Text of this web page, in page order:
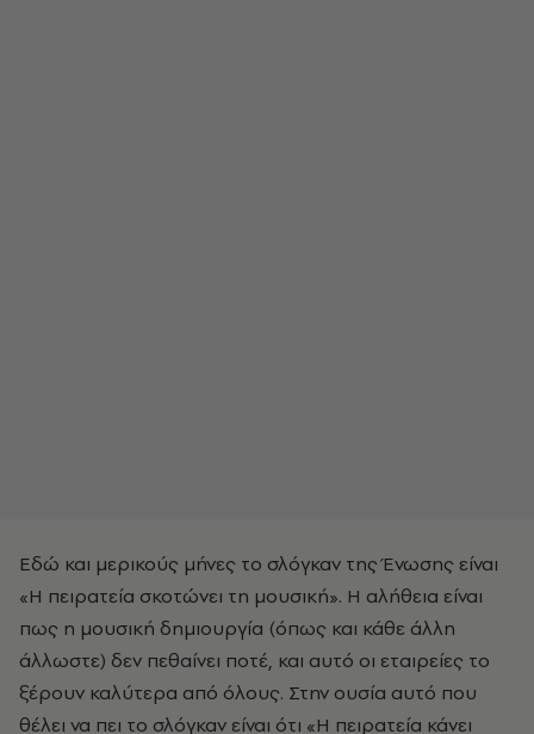
Eδώ και μερικούς μήνες το σλόγκαν της Ένωσης είναι
«H πειρατεία σκοτώνει τη μουσική». H αλήθεια είναι
πως η μουσική δημιουργία (όπως και κάθε άλλη
άλλωστε) δεν πεθαίνει ποτέ, και αυτό οι εταιρείες το
ξέρουν καλύτερα από όλους. Στην ουσία αυτό που
θέλει να πει το σλόγκαν είναι ότι «H πειρατεία κάνει